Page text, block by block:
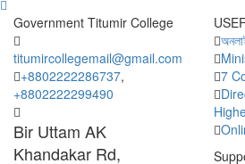
Government Titumir College
titumircollegemail@gmail.com
+8802222286737,
+8802222299490
Bir Uttam AK
Khandakar Rd,
7